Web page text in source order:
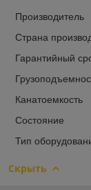
Производитель
Страна
Гарантийный
Канатоемкость
Состояние
Тип
Скрыть